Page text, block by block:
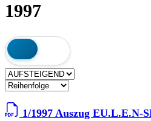
1997
1/1997 Auszug EU.L.E.N-